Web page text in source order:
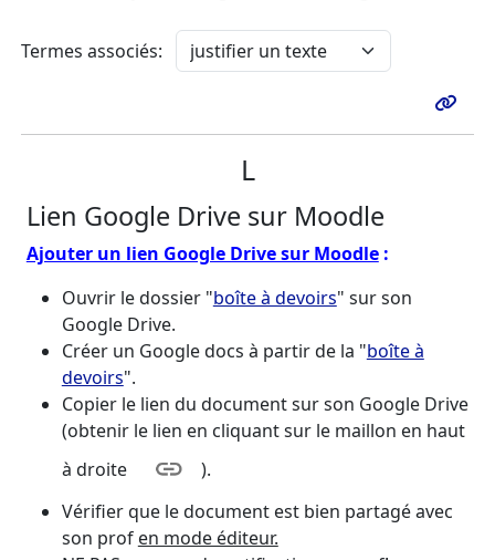
Termes associés:
L
Lien Google Drive sur Moodle
Ajouter un lien Google Drive sur Moodle:
Ouvrir le dossier "boîte à devoirs" sur son
Google Drive.
Créer un Google docs à partir de la "boîte à
devoirs".
Copier le lien du document sur son Google Drive
(obtenir le lien en cliquant sur le maillon en haut
à droite
).
Vérifier que le document est bien partagé avec
son prof en mode éditeur.